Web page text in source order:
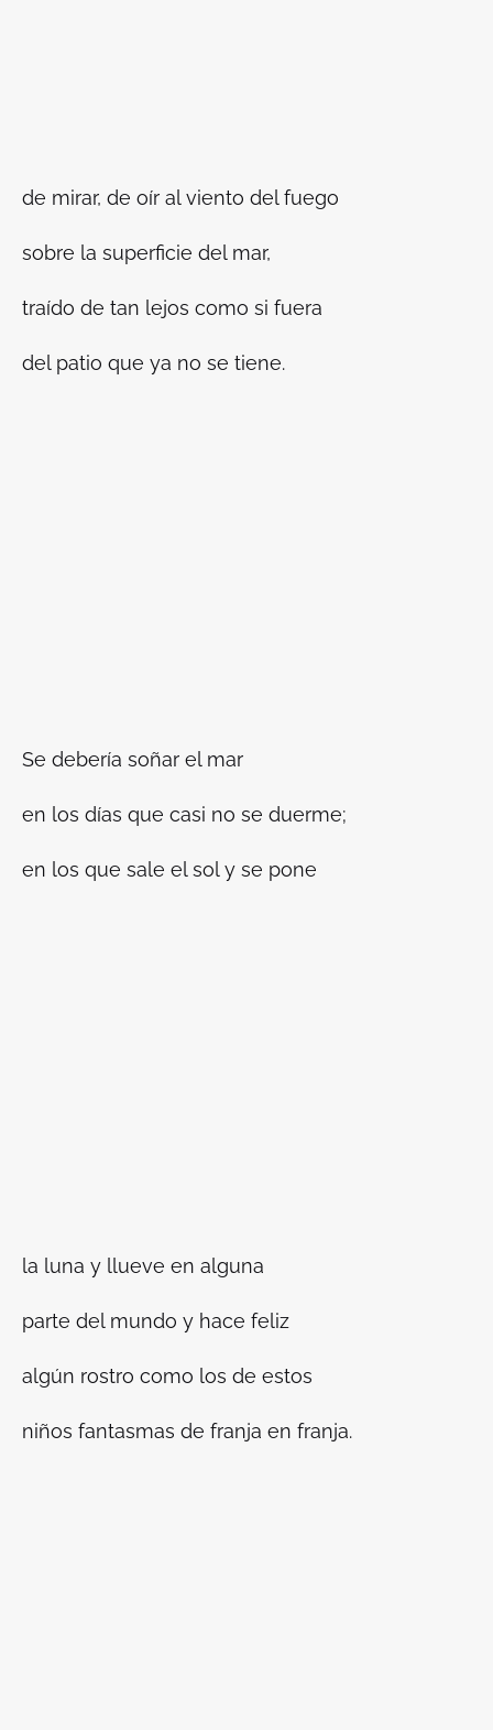
de mirar, de oír al viento del fuego
sobre la superficie del mar,
traído de tan lejos como si fuera
del patio que ya no se tiene.
Se debería soñar el mar
en los días que casi no se duerme;
en los que sale el sol y se pone
la luna y llueve en alguna
parte del mundo y hace feliz
algún rostro como los de estos
niños fantasmas de franja en franja.